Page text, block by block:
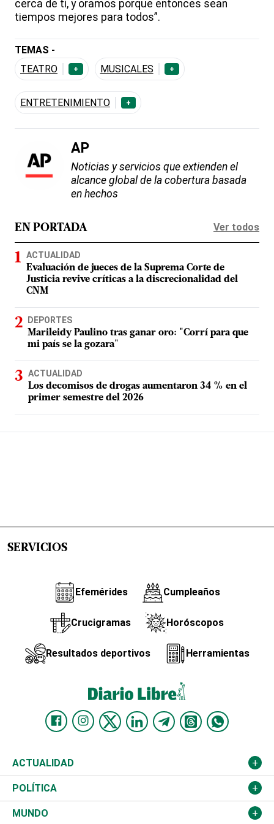
cerca de ti, y oramos porque entonces sean
tiempos mejores para todos”.
TEMAS -
TEATRO
+ MUSICALES +
ENTRETENIMIENTO +
AP
Noticias y servicios que extienden el
alcance global de la cobertura basada
en hechos
EN PORTADA Ver todos
ACTUALIDAD
Evaluación de jueces de la Suprema Corte de
Justicia revive críticas a la discrecionalidad del
CNM
DEPORTES
Marileidy Paulino tras ganar oro: "Corrí para que
mi país se la gozara"
ACTUALIDAD
Los decomisos de drogas aumentaron 34 % en el
primer semestre del 2026
SERVICIOS
Efemérides Cumpleaños
Crucigramas Horóscopos
Resultados deportivos Herramientas
ACTUALIDAD
Nacional
Ciudad
POLÍTICA
Partidos
MUNDO